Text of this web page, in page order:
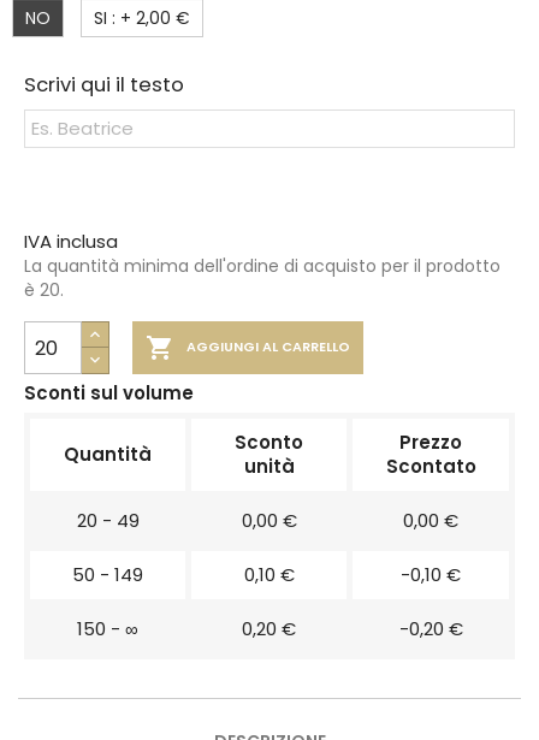
NO SI : + 2,00 €
Scrivi qui il testo
 AGGIUNGI AL CARRELLO
IVA inclusa
La quantità minima dell'ordine di acquisto per il prodotto
è 20.
Sconti sul volume
Quantità
Sconto
unità
Prezzo
Scontato
20 - 49 0,00 € 0,00 €
50 - 149 0,10 € -0,10 €
150 - ∞ 0,20 € -0,20 €